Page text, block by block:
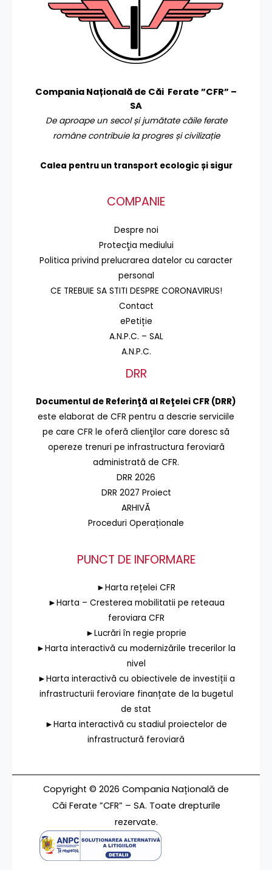
Compania Națională de Căi Ferate ”CFR” –
SA
De aproape un secol și jumătate căile ferate
române contribuie la progres și civilizație
Calea pentru un transport ecologic și sigur
COMPANIE
Despre noi
Protecţia mediului
Politica privind prelucrarea datelor cu caracter
personal
CE TREBUIE SA STITI DESPRE CORONAVIRUS!
Contact
ePetiție
A.N.P.C. – SAL
A.N.P.C.
DRR
Documentul de Referinţă al Reţelei CFR (DRR)
este elaborat de CFR pentru a descrie serviciile
pe care CFR le oferă clienţilor care doresc să
opereze trenuri pe infrastructura feroviară
administrată de CFR.
DRR 2026
DRR 2027 Proiect
ARHIVĂ
Proceduri Operaționale
PUNCT DE INFORMARE
►Harta rețelei CFR
►Harta – Cresterea mobilitatii pe reteaua
feroviara CFR
►Lucrări în regie proprie
►Harta interactivă cu modernizările trecerilor la
nivel
►Harta interactivă cu obiectivele de investiții a
infrastructurii feroviare finanțate de la bugetul
de stat
►Harta interactivă cu stadiul proiectelor de
infrastructură feroviară
Copyright © 2026 Compania Națională de
Căi Ferate ”CFR” – SA. Toate drepturile
rezervate.